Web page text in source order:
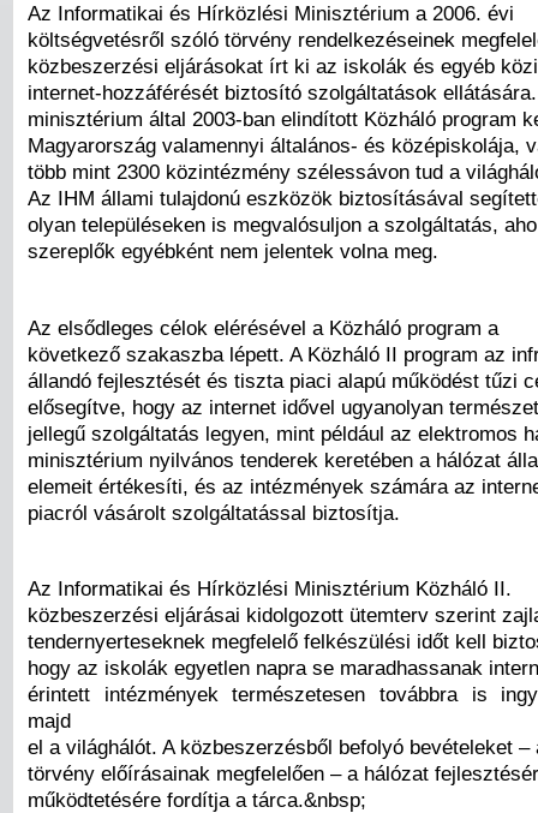
Az Informatikai és Hírközlési Minisztérium a 2006. évi
költségvetésről szóló törvény rendelkezéseinek
közbeszerzési eljárásokat írt ki az iskolák és egyéb
internet-hozzáférését biztosító szolgáltatások
minisztérium által 2003-ban elindított Közháló program
Magyarország valamennyi általános- és középiskolája,
több mint 2300 közintézmény szélessávon tud a
Az IHM állami tulajdonú eszközök biztosításával
olyan településeken is megvalósuljon a szolgáltatás,
szereplők egyébként nem jelentek volna meg.
Az elsődleges célok elérésével a Közháló program a
következő szakaszba lépett. A Közháló II program az
állandó fejlesztését és tiszta piaci alapú működést tűzi
elősegítve, hogy az internet idővel ugyanolyan
jellegű szolgáltatás legyen, mint például az elektromos
minisztérium nyilvános tenderek keretében a hálózat
elemeit értékesíti, és az intézmények számára az
piacról vásárolt szolgáltatással biztosítja.
Az Informatikai és Hírközlési Minisztérium Közháló II.
közbeszerzési eljárásai kidolgozott ütemterv szerint
tendernyerteseknek megfelelő felkészülési időt kell
hogy az iskolák egyetlen napra se maradhassanak
érintett intézmények természetesen továbbra is
majd
el a világhálót. A közbeszerzésből befolyó bevételeket
törvény előírásainak megfelelően – a hálózat
működtetésére fordítja a tárca.&nbsp;